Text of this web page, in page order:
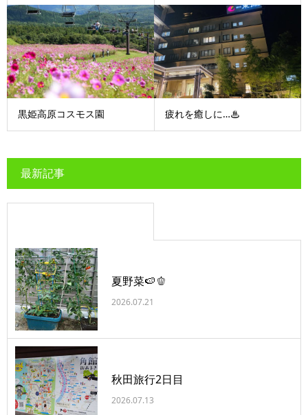
黒姫高原コスモス園 疲れを癒しに…♨
最新記事
夏野菜🍉🫑
2026.07.21
秋田旅行2日目
2026.07.13